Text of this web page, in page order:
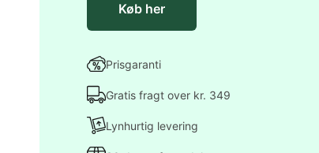
Køb her
Prisgaranti
Gratis fragt over kr. 349
Lynhurtig levering